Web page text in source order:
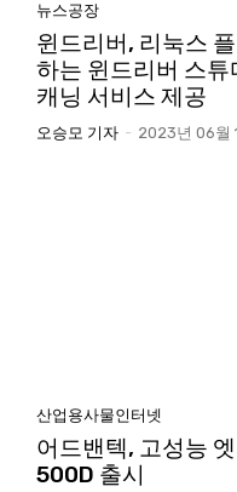
뉴스공장
윈드리버, 리눅스
하는 윈드리버 스
캐닝 서비스 제공
오승모 기자 - 2023년 06월
산업용사물인터넷
어드밴텍, 고성능
500D 출시